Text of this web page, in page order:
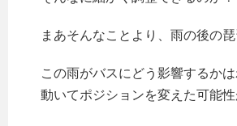
まあそんなことより、雨の後の琵
この雨がバスにどう影響するかは
動いてポジションを変えた可能性